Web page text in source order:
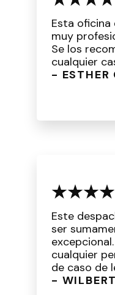
Esta
muy
Se los
cualquier
- ESTHER
Este
ser
cualquier
de caso de
-